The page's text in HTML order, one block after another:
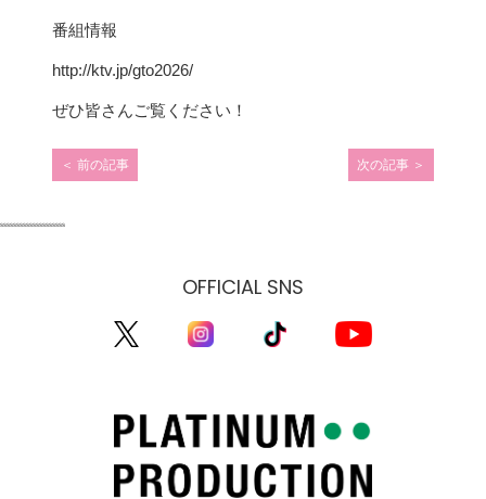
番組情報
http://ktv.jp/gto2026/
ぜひ皆さんご覧ください！
投
稿
＜ 前の記事 次の記事 ＞
ssssssssssssssssssss
OFFICIAL SNS